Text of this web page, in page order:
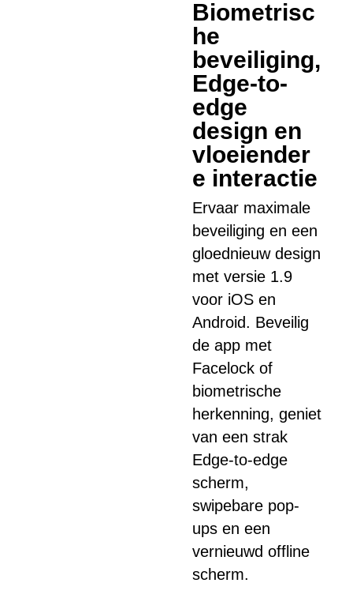
Biometrisc
he
beveiliging,
Edge-to-
edge
design en
vloeiender
e interactie
Ervaar maximale
beveiliging en een
gloednieuw design
met versie 1.9
voor iOS en
Android. Beveilig
de app met
Facelock of
biometrische
herkenning, geniet
van een strak
Edge-to-edge
scherm,
swipebare pop-
ups en een
vernieuwd offline
scherm.